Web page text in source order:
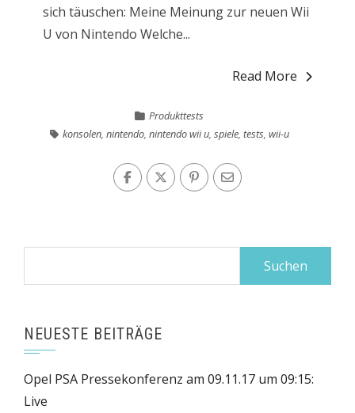
sich täuschen: Meine Meinung zur neuen Wii
U von Nintendo Welche...
Read More
Produkttests
konsolen, nintendo, nintendo wii u, spiele, tests, wii-u
NEUESTE BEITRÄGE
Opel PSA Pressekonferenz am 09.11.17 um 09:15:
Live